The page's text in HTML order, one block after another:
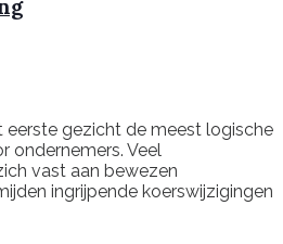
eerste gezicht de meest logische
ondernemers. Veel
vast aan bewezen
ingrijpende koerswijzigingen